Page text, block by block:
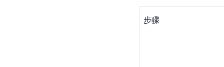
步骤